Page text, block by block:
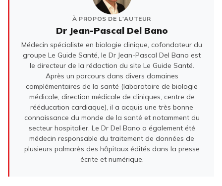
À PROPOS DE L'AUTEUR
Dr Jean-Pascal Del Bano
Médecin spécialiste en biologie clinique, cofondateur du
groupe Le Guide Santé, le Dr Jean-Pascal Del Bano est
le directeur de la rédaction du site Le Guide Santé.
Après un parcours dans divers domaines
complémentaires de la santé (laboratoire de biologie
médicale, direction médicale de cliniques, centre de
rééducation cardiaque), il a acquis une très bonne
connaissance du monde de la santé et notamment du
secteur hospitalier. Le Dr Del Bano a également été
médecin responsable du traitement de données de
plusieurs palmarès des hôpitaux édités dans la presse
écrite et numérique.